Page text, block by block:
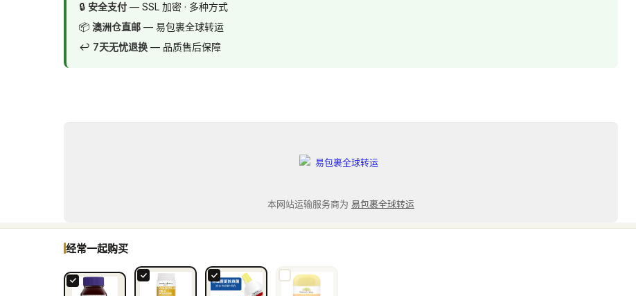
🔒 安全支付 — SSL 加密 · 多种方式
📦 澳洲仓直邮 — 易包裹全球转运
↩️ 7天无忧退换 — 品质售后保障
本网站运输服务商为 易包裹全球转运
经常一起购买